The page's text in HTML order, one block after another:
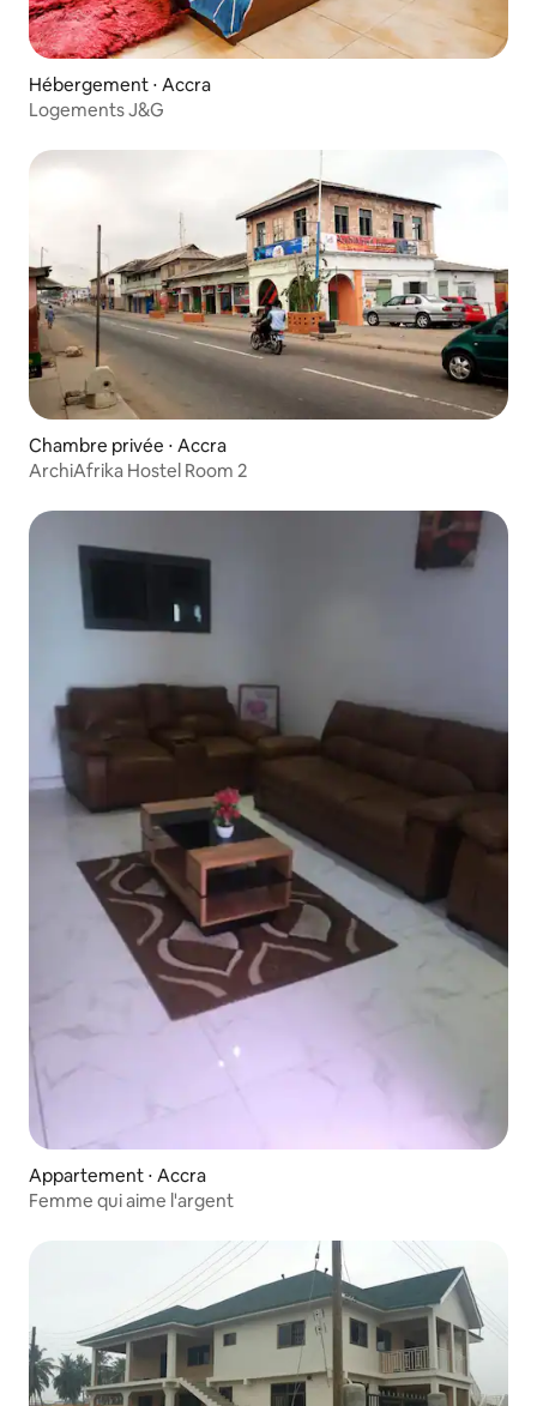
Hébergement ⋅ Accra
Logements J&G
Chambre privée ⋅ Accra
ArchiAfrika Hostel Room 2
Appartement ⋅ Accra
Femme qui aime l'argent